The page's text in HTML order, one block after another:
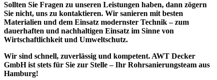
Sollten Sie Fragen zu unseren Leistungen haben, dann zögern
Sie nicht, uns zu kontaktieren. Wir sanieren mit besten
Materialien und dem Einsatz modernster Technik – zum
dauerhaften und nachhaltigen Einsatz im Sinne von
Wirtschaftlichkeit und Umweltschutz.
Wir sind schnell, zuverlässig und kompetent. AWT Decker
GmbH ist stets für Sie zur Stelle – Ihr Rohrsanierungsteam aus
Hamburg!